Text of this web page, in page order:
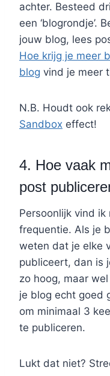
achter. Besteed
een ‘blogrondje’.
jouw blog, lees
Hoe krijg je meer
blog vind je meer
N.B. Houdt ook
Sandbox effect!
4. Hoe vaak
post
Persoonlijk vind
frequentie. Als je
weten dat je elke
publiceert, dan is
zo hoog, maar
je blog echt goed
om minimaal 3
te publiceren.
Lukt dat niet?